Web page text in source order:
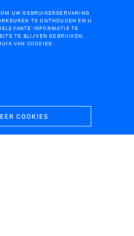
UW GEBRUIKERSERVARING
TE ONTHOUDEN EN U
INFORMATIE TE
TE BLIJVEN GEBRUIKEN,
VAN COOKIES.
COOKIES